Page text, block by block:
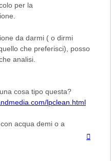
per la
da darmi ( o dirmi
che preferisci), posso
analisi.
cosa tipo questa?
lpclean.html
acqua demi o a